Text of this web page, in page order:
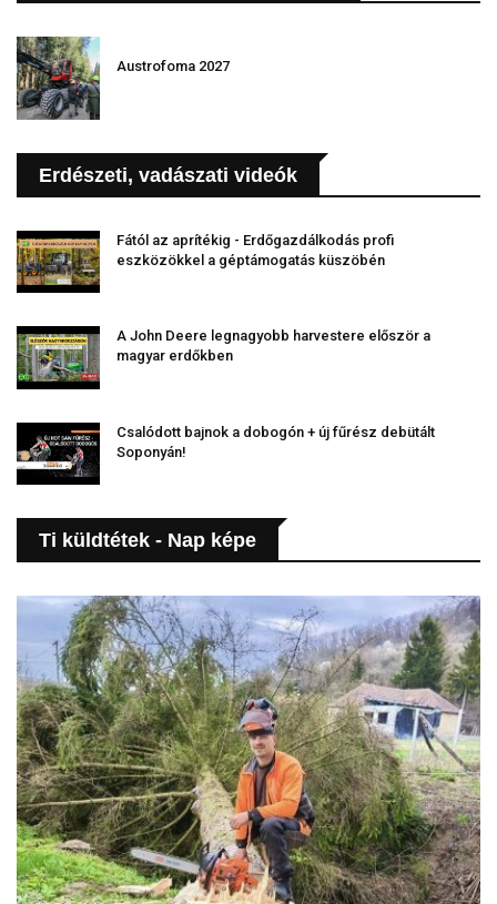
Austrofoma 2027
Erdészeti, vadászati videók
Fától az aprítékig - Erdőgazdálkodás profi
eszközökkel a géptámogatás küszöbén
A John Deere legnagyobb harvestere először a
magyar erdőkben
Csalódott bajnok a dobogón + új fűrész debütált
Soponyán!
Ti küldtétek - Nap képe